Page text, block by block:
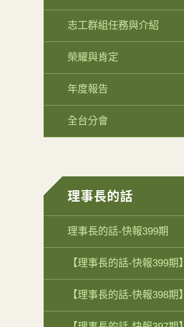
志工群組任務與介紹
榮耀與肯定
年度報告
全台分會
理事長的話
理事長的話-快報399期
【理事長的話-快報399期】
【理事長的話-快報398期】